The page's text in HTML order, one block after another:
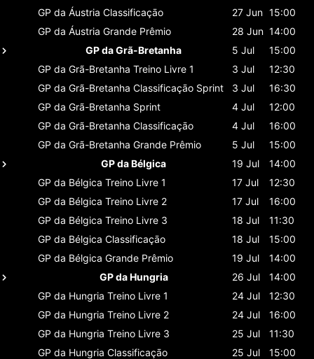
GP da Áustria Classificaçāo 27 Jun 15:00
GP da Áustria Grande Prêmio 28 Jun 14:00
GP da Grã-Bretanha
5 Jul
15:00
GP da Grã-Bretanha Treino Livre 1 3 Jul
12:30
GP da Grã-Bretanha Classificaçāo Sprint 3 Jul
16:30
GP da Grã-Bretanha Sprint 4 Jul
12:00
GP da Grã-Bretanha Classificaçāo 4 Jul
16:00
GP da Grã-Bretanha Grande Prêmio 5 Jul
15:00
GP da Bélgica
19 Jul
14:00
GP da Bélgica Treino Livre 1 17 Jul
12:30
GP da Bélgica Treino Livre 2 17 Jul
16:00
GP da Bélgica Treino Livre 3 18 Jul
11:30
GP da Bélgica Classificaçāo 18 Jul
15:00
GP da Bélgica Grande Prêmio 19 Jul
14:00
GP da Hungria
26 Jul
14:00
GP da Hungria Treino Livre 1 24 Jul
12:30
GP da Hungria Treino Livre 2 24 Jul
16:00
GP da Hungria Treino Livre 3 25 Jul
11:30
GP da Hungria Classificaçāo 25 Jul
15:00